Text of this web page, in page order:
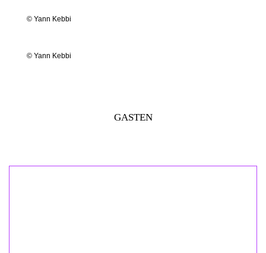
© Yann Kebbi
© Yann Kebbi
GASTEN